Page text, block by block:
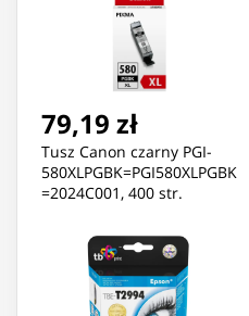
79,19 zł
Tusz Canon czarny PGI-
580XLPGBK=PGI580XLPGBK
=2024C001, 400 str.